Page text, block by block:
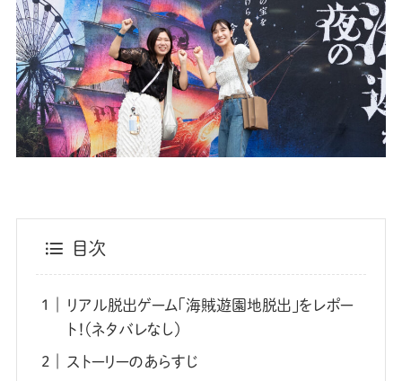
目次
リアル脱出ゲーム「海賊遊園地脱出」をレポー
ト！（ネタバレなし）
ストーリーのあらすじ